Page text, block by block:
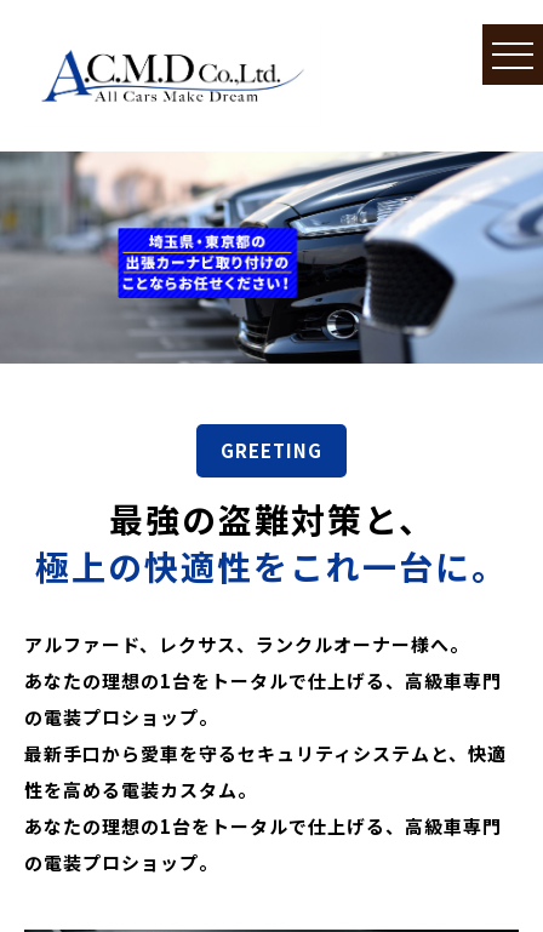
GREETING
最強の盗難対策と、
極上の快適性をこれ一台に。
アルファード、レクサス、ランクルオーナー様へ。
あなたの理想の1台をトータルで仕上げる、高級車専門
の電装プロショップ。
最新手口から愛車を守るセキュリティシステムと、快適
性を高める電装カスタム。
あなたの理想の1台をトータルで仕上げる、高級車専門
の電装プロショップ。